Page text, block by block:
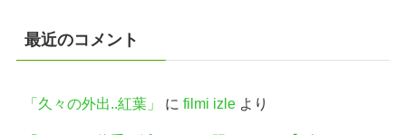
最近のコメント
「久々の外出..紅葉」 に filmi izleより